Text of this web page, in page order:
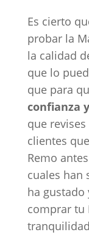
Es cierto
probar la
la calidad
que lo
que para
confianza
que
clientes
Remo
cuales han
ha gustado
comprar tu